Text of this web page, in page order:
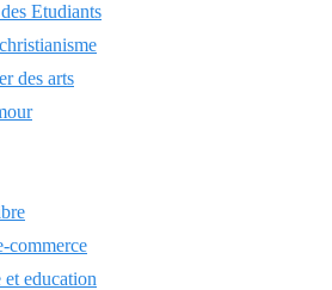
Etudiants
des arts
commerce
education